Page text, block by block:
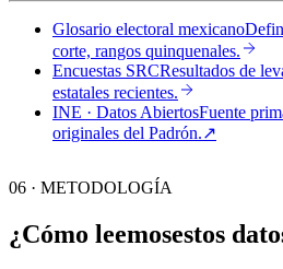
Glosario electoral mexicano
corte, rangos quinquenales.
Encuestas SRCResultados de
estatales recientes.
INE · Datos AbiertosFuente
originales del Padrón.↗︎
06 · METODOLOGÍA
¿Cómo leemosestos